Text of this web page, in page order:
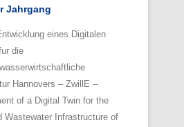
Jahrgang
eines Digitalen
die
Hannovers – ZwillE –
of a Digital Twin for the
Wastewater Infrastructure of